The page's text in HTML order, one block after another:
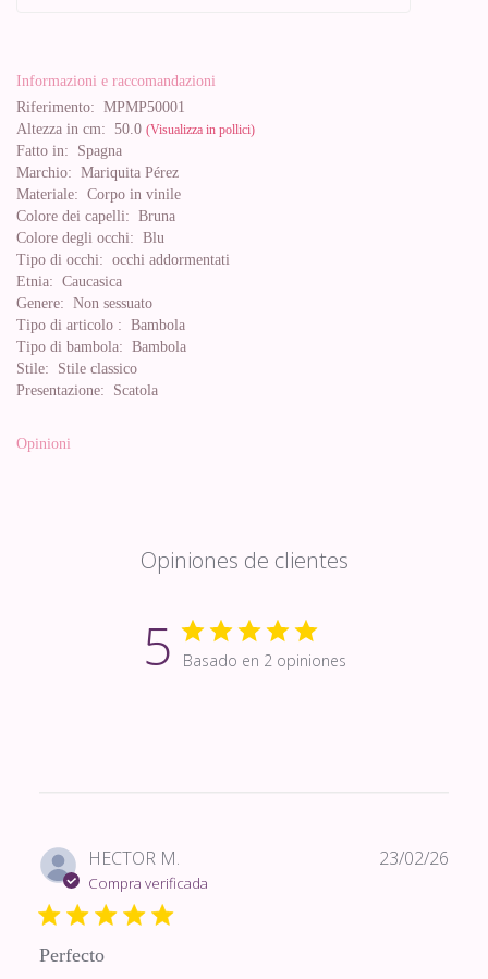
Informazioni e raccomandazioni
Riferimento: MPMP50001
Altezza in cm: 50.0 (Visualizza in pollici)
Fatto in: Spagna
Marchio: Mariquita Pérez
Materiale: Corpo in vinile
Colore dei capelli: Bruna
Colore degli occhi: Blu
Tipo di occhi: occhi addormentati
Etnia: Caucasica
Genere: Non sessuato
Tipo di articolo : Bambola
Tipo di bambola: Bambola
Stile: Stile classico
Presentazione: Scatola
Opinioni
Opiniones de clientes
5 Basado en 2 opiniones
HECTOR M.
Compra verificada
Perfecto
23/02/26